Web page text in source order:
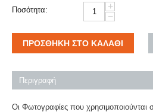
Ποσότητα:
+
−
ΠΡΟΣΘΉΚΗ ΣΤΟ ΚΑΛΆΘΙ
Περιγραφή
Οι Φωτογραφίες που χρησιμοποιούνται